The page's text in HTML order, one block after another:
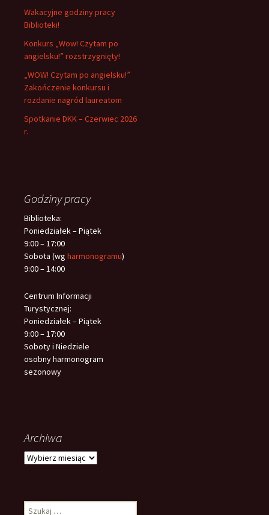
Wakacyjne godziny pracy
Biblioteki!
Konkurs „Wow! Czytam po
angielsku!” rozstrzygnięty!
„WOW! Czytam po angielsku!”
Zakończenie konkursu i
rozdanie nagród laureatom
Spotkanie DKK – Czerwiec 2026
r.
Godziny pracy
Biblioteka:
Poniedziałek – Piątek
9:00 – 17:00
Sobota (wg harmonogramu)
9:00 – 14:00
Centrum Informacji
Turystycznej:
Poniedziałek – Piątek
9:00 – 17:00
Soboty i Niedziele
osobny harmonogram
sezonowy
Archiwa
Archiwa
Szukaj: